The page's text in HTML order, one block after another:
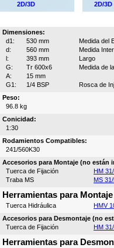
2D/3D
2D/
Dimensiones:
d1:
530 mm
Medida del
d:
560 mm
Medida
l:
393 mm
Largo
G:
Tr 600x6
Medida de
A:
15 mm
G1:
1/4 BSP
Rosca de
Peso:
96.8 kg
Conicidad:
1:30
Rodamientos Compatibles:
241/560K30
Accesorios para Montaje (no están
Tuerca de Fijación
HM
Traba MS
MS
Herramientas para Montaje
Tuerca Hidráulica
HMV
Accesorios para Desmontaje (no
Tuerca de Fijación
HM
Herramientas para